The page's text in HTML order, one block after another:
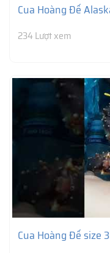
Cua Hoàng Đế
234 Lượt xem
Cua Hoàng Đế size